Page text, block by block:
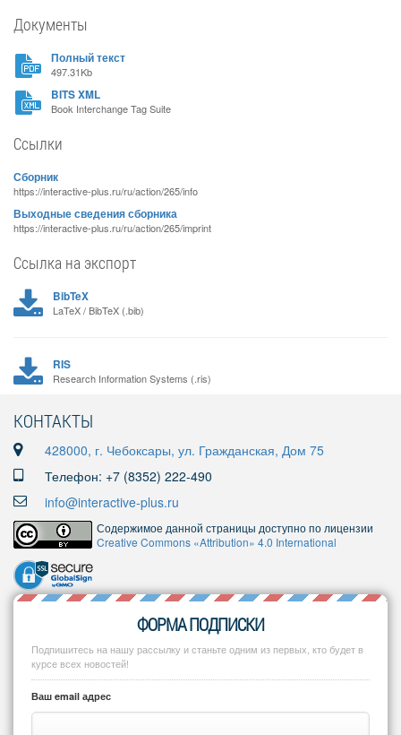
Документы
Полный текст
497.31Kb
BITS XML
Book Interchange Tag Suite
Ссылки
Сборник
https://interactive-plus.ru/ru/action/265/info
Выходные сведения сборника
https://interactive-plus.ru/ru/action/265/imprint
Ссылка на экспорт
BibTeX
LaTeX / BibTeX (.bib)
RIS
Research Information Systems (.ris)
КОНТАКТЫ
428000, г. Чебоксары, ул. Гражданская, Дом 75
Телефон: +7 (8352) 222-490
info@interactive-plus.ru
Содержимое данной страницы доступно по лицензии
Creative Commons «Attribution» 4.0 International
ФОРМА ПОДПИСКИ
Подпишитесь на нашу рассылку и станьте одним из первых, кто будет в
курсе всех новостей!
Ваш email адрес